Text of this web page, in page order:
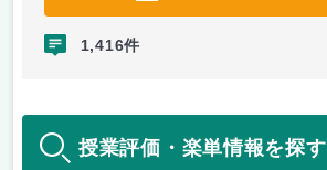
1,416件
授業評価・楽単情報を探す